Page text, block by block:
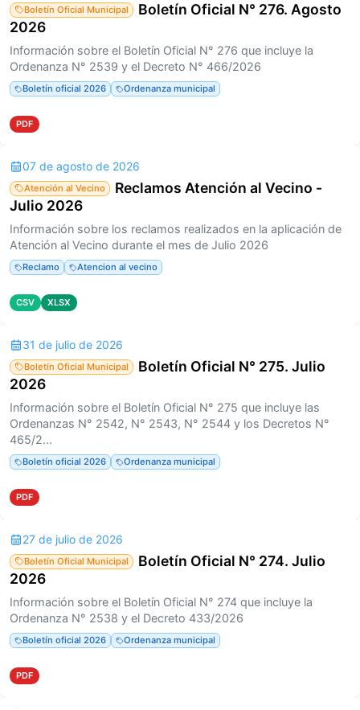
Boletín Oficial Municipal
Boletín Oficial N° 276. Agosto
2026
Información sobre el Boletín Oficial N° 276 que incluye la
Ordenanza N° 2539 y el Decreto N° 466/2026
Boletín oficial 2026 Ordenanza municipal
PDF
07 de agosto de 2026
Atención al Vecino
Reclamos Atención al Vecino -
Julio 2026
Información sobre los reclamos realizados en la aplicación de
Atención al Vecino durante el mes de Julio 2026
Reclamo Atencion al vecino
CSV XLSX
31 de julio de 2026
Boletín Oficial Municipal
Boletín Oficial N° 275. Julio
2026
Información sobre el Boletín Oficial N° 275 que incluye las
Ordenanzas N° 2542, N° 2543, N° 2544 y los Decretos N°
465/2...
Boletín oficial 2026 Ordenanza municipal
PDF
27 de julio de 2026
Boletín Oficial Municipal
Boletín Oficial N° 274. Julio
2026
Información sobre el Boletín Oficial N° 274 que incluye la
Ordenanza N° 2538 y el Decreto 433/2026
Boletín oficial 2026 Ordenanza municipal
PDF